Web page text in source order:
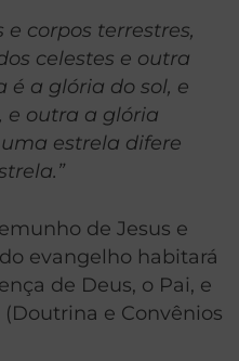
e corpos terrestres,
celestes e outra
é a glória do sol, e
e outra a glória
estrela difere
de Jesus e
evangelho habitará
de Deus, o Pai, e
(Doutrina e Convênios